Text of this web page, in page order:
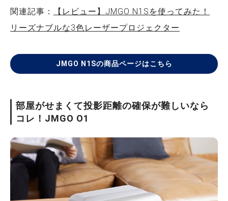
関連記事：
【レビュー】JMGO N1Sを使ってみた！
リーズナブルな3色レーザープロジェクター
JMGO N1Sの商品ページはこちら
部屋がせまくて投影距離の確保が難しいなら
コレ！JMGO O1